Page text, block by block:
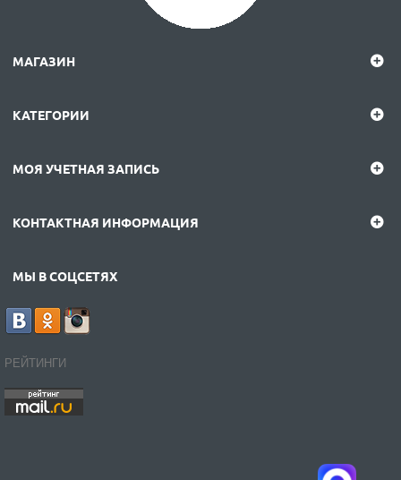
МАГАЗИН
КАТЕГОРИИ
МОЯ УЧЕТНАЯ ЗАПИСЬ
КОНТАКТНАЯ ИНФОРМАЦИЯ
МЫ В СОЦСЕТЯХ
РЕЙТИНГИ